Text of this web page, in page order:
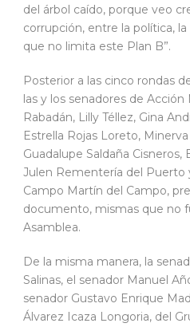
del árbol caído, porque veo
corrupción, entre la política,
que no limita este Plan B”.
Posterior a las cinco rondas
las y los senadores de
Rabadán, Lilly Téllez, Gina
Estrella Rojas Loreto,
Guadalupe Saldaña
Julen Rementería del Puerto
Campo Martín del Campo,
documento, mismas que no
Asamblea.
De la misma manera, la
Salinas, el senador Manuel
senador Gustavo Enrique
Álvarez Icaza Longoria, del